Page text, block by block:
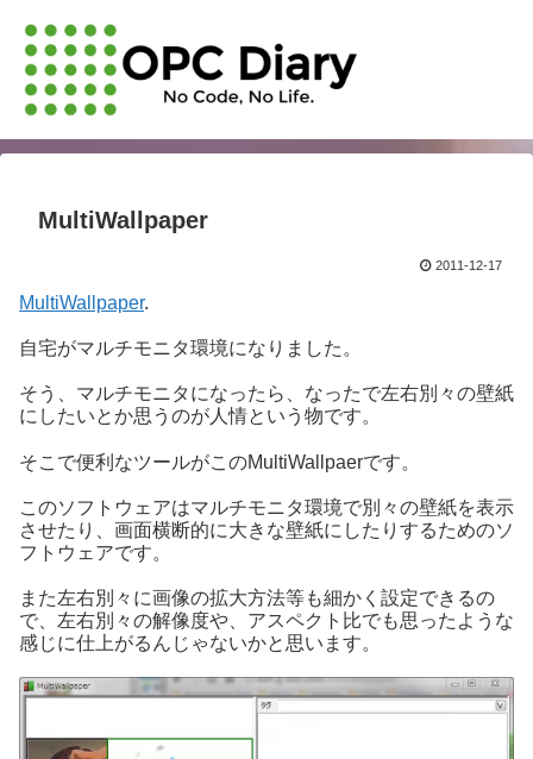
MultiWallpaper
2011-12-17
MultiWallpaper.
自宅がマルチモニタ環境になりました。
そう、マルチモニタになったら、なったで左右別々の壁紙
にしたいとか思うのが人情という物です。
そこで便利なツールがこのMultiWallpaerです。
このソフトウェアはマルチモニタ環境で別々の壁紙を表示
させたり、画面横断的に大きな壁紙にしたりするためのソ
フトウェアです。
また左右別々に画像の拡大方法等も細かく設定できるの
で、左右別々の解像度や、アスペクト比でも思ったような
感じに仕上がるんじゃないかと思います。